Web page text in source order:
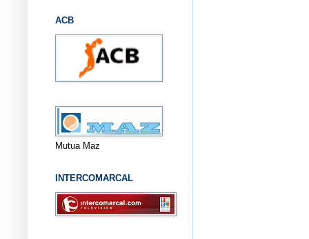
ACB
Mutua Maz
INTERCOMARCAL